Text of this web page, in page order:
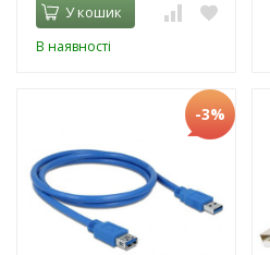
У кошик
В наявності
-3%